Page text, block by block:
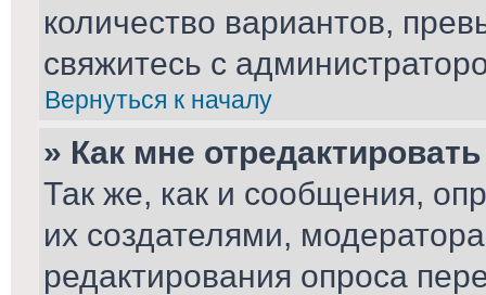
количество вариантов,
свяжитесь с
Вернуться к началу
» Как мне
Так же, как и сообщения,
их создателями,
редактирования опроса